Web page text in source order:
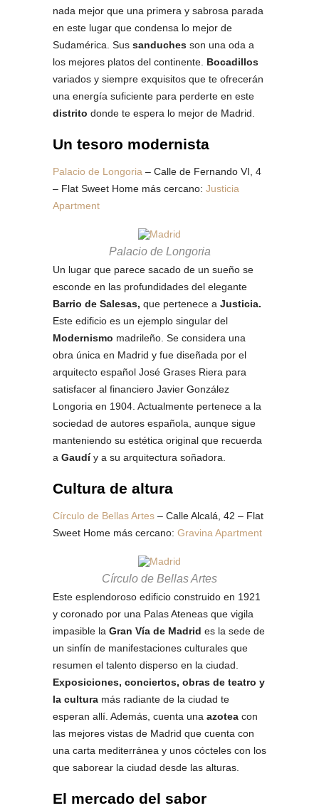
nada mejor que una primera y sabrosa parada
en este lugar que condensa lo mejor de
Sudamérica. Sus sanduches son una oda a
los mejores platos del continente. Bocadillos
variados y siempre exquisitos que te ofrecerán
una energía suficiente para perderte en este
distrito donde te espera lo mejor de Madrid.
Un tesoro modernista
Palacio de Longoria – Calle de Fernando VI, 4
– Flat Sweet Home más cercano: Justicia
Apartment
Palacio de Longoria
Un lugar que parece sacado de un sueño se
esconde en las profundidades del elegante
Barrio de Salesas, que pertenece a Justicia.
Este edificio es un ejemplo singular del
Modernismo madrileño. Se considera una
obra única en Madrid y fue diseñada por el
arquitecto español José Grases Riera para
satisfacer al financiero Javier González
Longoria en 1904. Actualmente pertenece a la
sociedad de autores española, aunque sigue
manteniendo su estética original que recuerda
a Gaudíy a su arquitectura soñadora.
Cultura de altura
Círculo de Bellas Artes – Calle Alcalá, 42 – Flat
Sweet Home más cercano: Gravina Apartment
Círculo de Bellas Artes
Este esplendoroso edificio construido en 1921
y coronado por una Palas Ateneas que vigila
impasible la Gran Vía de Madrid es la sede de
un sinfín de manifestaciones culturales que
resumen el talento disperso en la ciudad.
Exposiciones, conciertos, obras de teatro y
la cultura más radiante de la ciudad te
esperan allí. Además, cuenta una azotea con
las mejores vistas de Madrid que cuenta con
una carta mediterránea y unos cócteles con los
que saborear la ciudad desde las alturas.
El mercado del sabor